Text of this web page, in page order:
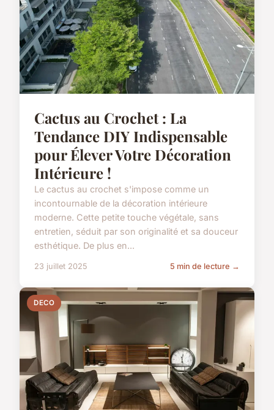
Cactus au Crochet : La
Tendance DIY Indispensable
pour Élever Votre Décoration
Intérieure !
Le cactus au crochet s'impose comme un
incontournable de la décoration intérieure
moderne. Cette petite touche végétale, sans
entretien, séduit par son originalité et sa douceur
esthétique. De plus en...
23 juillet 2025 5 min de lecture →
DECO